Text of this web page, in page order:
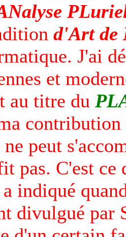
d'Art de
J'ai
et
au titre du
peut
pas. C'est
a indiqué
divulgué par